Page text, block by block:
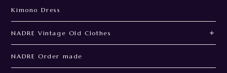
Kimono Dress
NADRE Vintage Old Clothes
NADRE Order made